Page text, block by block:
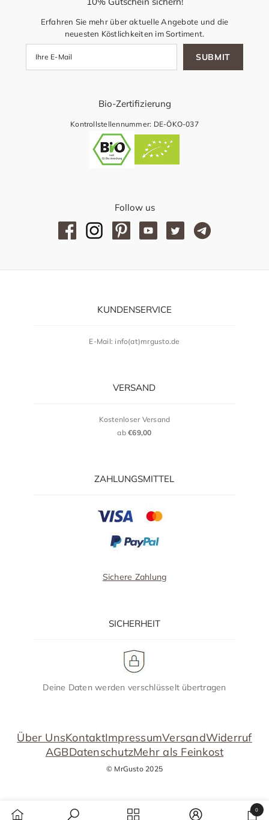
Erfahren Sie mehr über aktuelle Angebote und die
neuesten Köstlichkeiten im Sortiment.
SUBMIT
Bio-Zertifizierung
Kontrollstellennummer: DE-ÖKO-037
Follow us
KUNDENSERVICE
E-Mail: info(at)mrgusto.de
VERSAND
Kostenloser Versand
ab€69,00
ZAHLUNGSMITTEL
Sichere Zahlung
SICHERHEIT
Deine Daten werden verschlüsselt übertragen
© MrGusto 2025
Über UnsKontaktImpressumVersandWiderruf
AGBDatenschutzMehr als Feinkost
0